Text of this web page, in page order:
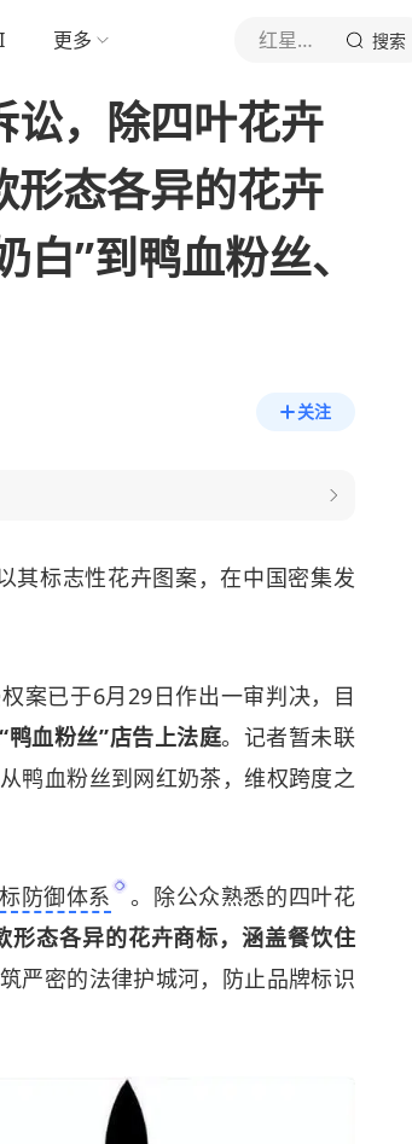
更多 红星新闻 搜索
讼，除四叶花卉
形态各异的花卉
”到鸭血粉丝、
关注
其标志性花卉图案，在中国密集发
案已于6月29日作出一审判决，目
鸭血粉丝”店告上法庭。记者暂未联
鸭血粉丝到网红奶茶，维权跨度之
防御体系
。除公众熟悉的四叶花
形态各异的花卉商标，涵盖餐饮住
严密的法律护城河，防止品牌标识